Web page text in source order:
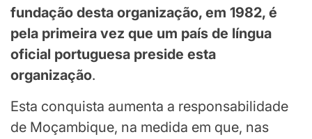
fundação desta organização, em 1982, é
pela primeira vez que um país de língua
oficial portuguesa preside esta
organização.
Esta conquista aumenta a responsabilidade
de Moçambique, na medida em que, nas